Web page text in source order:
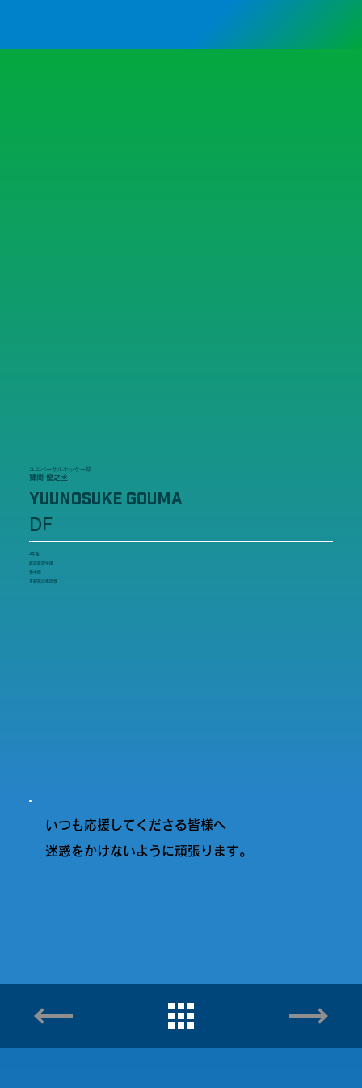
ユニバーサルホッケー部
郷間 優之丞
YUUNOSUKE GOUMA
DF
4年生
経済経営学部
栃木県
宇都宮白楊高校
いつも応援してくださる皆様へ
迷惑をかけないように頑張ります。